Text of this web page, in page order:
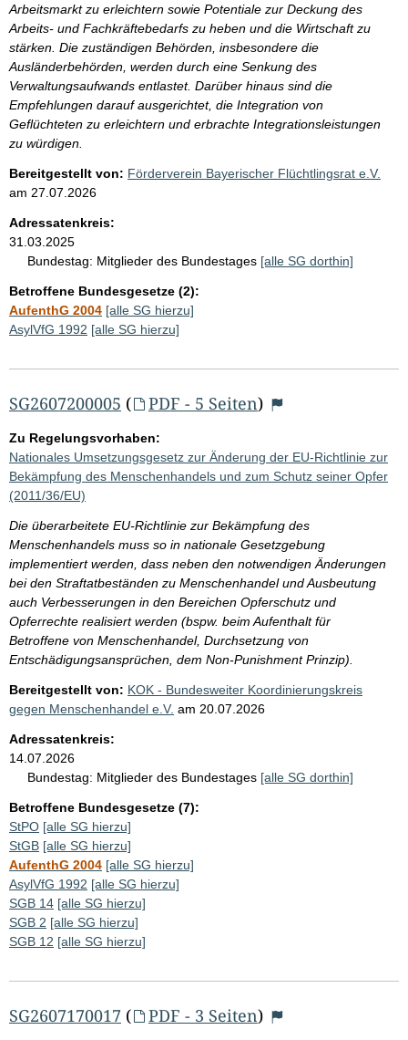
Arbeitsmarkt zu erleichtern sowie Potentiale zur Deckung des
Arbeits- und Fachkräftebedarfs zu heben und die Wirtschaft zu
stärken. Die zuständigen Behörden, insbesondere die
Ausländerbehörden, werden durch eine Senkung des
Verwaltungsaufwands entlastet. Darüber hinaus sind die
Empfehlungen darauf ausgerichtet, die Integration von
Geflüchteten zu erleichtern und erbrachte Integrationsleistungen
zu würdigen.
Bereitgestellt von: Förderverein Bayerischer Flüchtlingsrat e.V.
am 27.07.2026
Adressatenkreis:
31.03.2025
Bundestag: Mitglieder des Bundestages [alle SG dorthin]
Betroffene Bundesgesetze (2):
AufenthG 2004 [alle SG hierzu]
AsylVfG 1992 [alle SG hierzu]
SG2607200005 ( PDF - 5 Seiten)
Zu Regelungsvorhaben:
Nationales Umsetzungsgesetz zur Änderung der EU-Richtlinie zur
Bekämpfung des Menschenhandels und zum Schutz seiner Opfer
(2011/36/EU)
Die überarbeitete EU-Richtlinie zur Bekämpfung des
Menschenhandels muss so in nationale Gesetzgebung
implementiert werden, dass neben den notwendigen Änderungen
bei den Straftatbeständen zu Menschenhandel und Ausbeutung
auch Verbesserungen in den Bereichen Opferschutz und
Opferrechte realisiert werden (bspw. beim Aufenthalt für
Betroffene von Menschenhandel, Durchsetzung von
Entschädigungsansprüchen, dem Non-Punishment Prinzip).
Bereitgestellt von: KOK - Bundesweiter Koordinierungskreis
gegen Menschenhandel e.V. am 20.07.2026
Adressatenkreis:
14.07.2026
Bundestag: Mitglieder des Bundestages [alle SG dorthin]
Betroffene Bundesgesetze (7):
StPO [alle SG hierzu]
StGB [alle SG hierzu]
AufenthG 2004 [alle SG hierzu]
AsylVfG 1992 [alle SG hierzu]
SGB 14 [alle SG hierzu]
SGB 2 [alle SG hierzu]
SGB 12 [alle SG hierzu]
SG2607170017 ( PDF - 3 Seiten)